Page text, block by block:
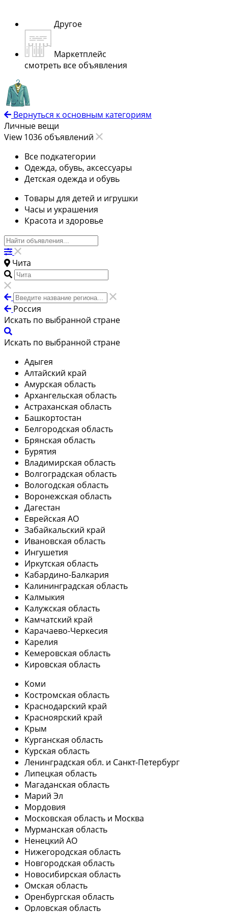
Другое
Маркетплейс
смотреть все объявления
Вернуться к основным категориям
Личные вещи
View 1036 объявлений
Все подкатегории
Одежда, обувь, аксессуары
Детская одежда и обувь
Товары для детей и игрушки
Часы и украшения
Красота и здоровье
Чита
Россия
Искать по выбранной стране
Искать по выбранной стране
Адыгея
Алтайский край
Амурская область
Архангельская область
Астраханская область
Башкортостан
Белгородская область
Брянская область
Бурятия
Владимирская область
Волгоградская область
Вологодская область
Воронежская область
Дагестан
Еврейская АО
Забайкальский край
Ивановская область
Ингушетия
Иркутская область
Кабардино-Балкария
Калининградская область
Калмыкия
Калужская область
Камчатский край
Карачаево-Черкесия
Карелия
Кемеровская область
Кировская область
Коми
Костромская область
Краснодарский край
Красноярский край
Крым
Курганская область
Курская область
Ленинградская обл. и Санкт-Петербург
Липецкая область
Магаданская область
Марий Эл
Мордовия
Московская область и Москва
Мурманская область
Ненецкий АО
Нижегородская область
Новгородская область
Новосибирская область
Омская область
Оренбургская область
Орловская область